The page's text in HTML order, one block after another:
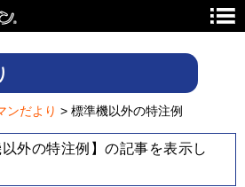
ンだより > 標準機以外の特注例
外の特注例】の記事を表示し